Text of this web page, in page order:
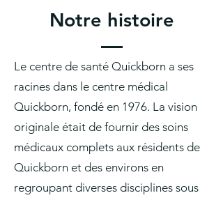
Notre histoire
Le centre de santé Quickborn a ses
racines dans le centre médical
Quickborn, fondé en 1976. La vision
originale était de fournir des soins
médicaux complets aux résidents de
Quickborn et des environs en
regroupant diverses disciplines sous